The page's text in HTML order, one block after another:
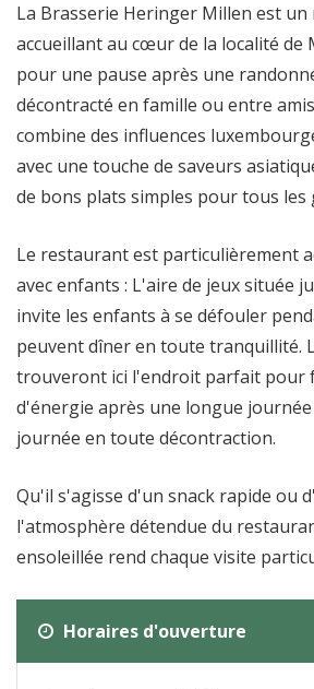
La Brasserie Heringer Millen est
accueillant au cœur de la localité de
pour une pause après une
décontracté en famille ou entre
combine des influences
avec une touche de saveurs
de bons plats simples pour tous les
Le restaurant est particulièrement
avec enfants : L'aire de jeux située
invite les enfants à se défouler
peuvent dîner en toute tranquillité.
trouveront ici l'endroit parfait pour
d'énergie après une longue
journée en toute décontraction.
Qu'il s'agisse d'un snack rapide ou
l'atmosphère détendue du
ensoleillée rend chaque visite
Horaires d'ouverture